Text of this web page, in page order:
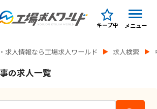
キープ中 メニュー
求人情報なら工場求人ワールド 求人検索
の求人一覧